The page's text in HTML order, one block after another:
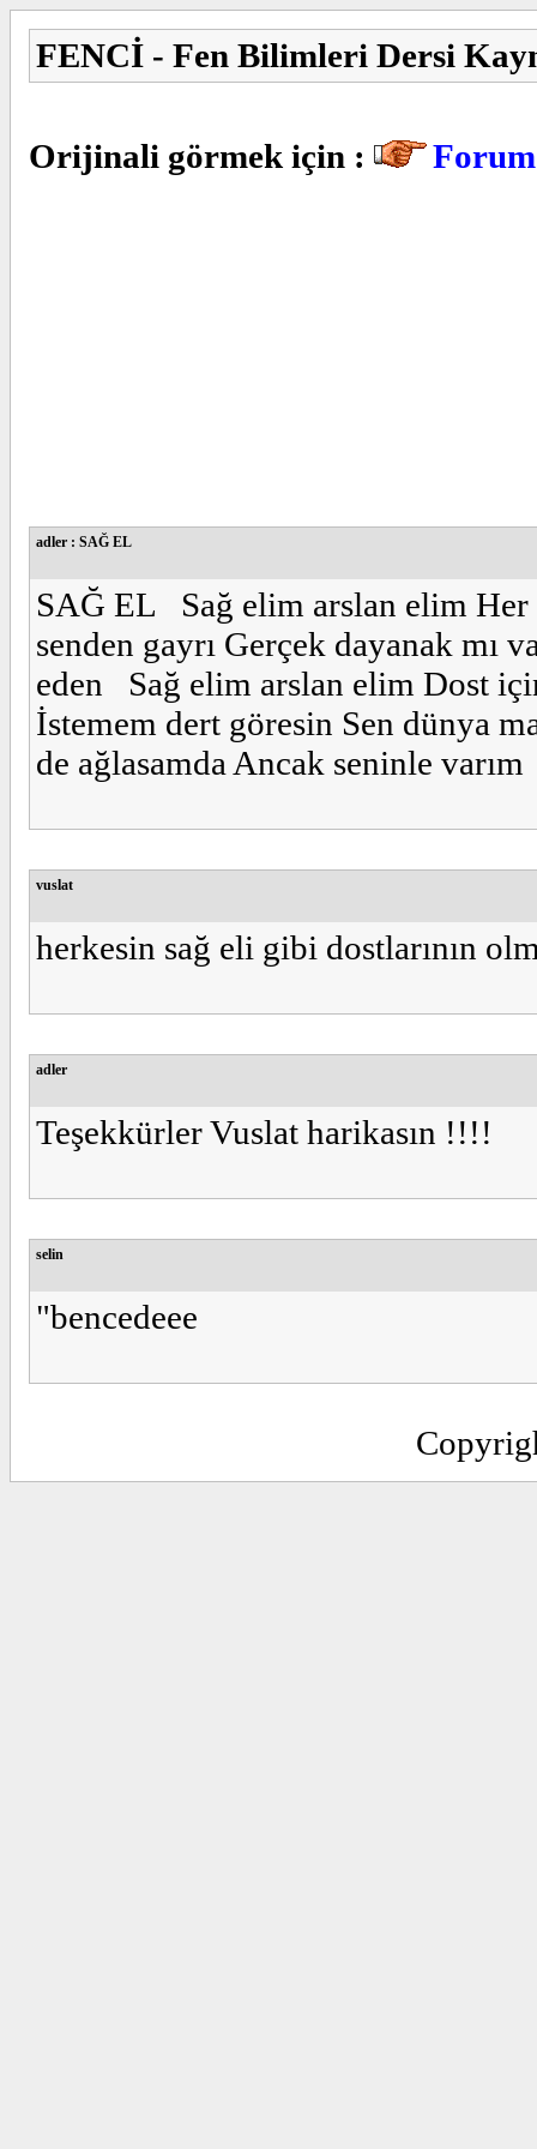
FENCİ - Fen Bilimleri Dersi
Orijinali görmek için :
adler : SAĞ EL
SAĞ EL Sağ elim arslan elim Her
senden gayrı Gerçek dayanak mı
eden Sağ elim arslan elim Dost
İstemem dert göresin Sen dünya
de ağlasamda Ancak seninle
vuslat
herkesin sağ eli gibi dostlarının
adler
Teşekkürler Vuslat harikasın !!!!
selin
"bencedeee